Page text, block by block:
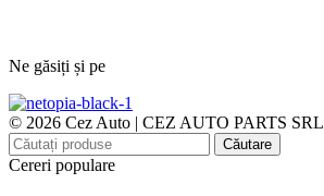
Ne găsiți și pe
© 2026 Cez Auto | CEZ AUTO PARTS SRL
Căutare
Cereri populare